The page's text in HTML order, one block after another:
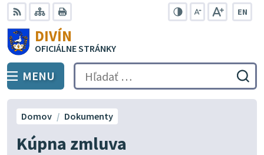
Preskočiť
na
obsah
RSS Mapa
EN
DIVÍN
OFICIÁLNE STRÁNKY
PREPNÚŤ
MENU Hľadať:
Kúpna zmluva
Domov Dokumenty